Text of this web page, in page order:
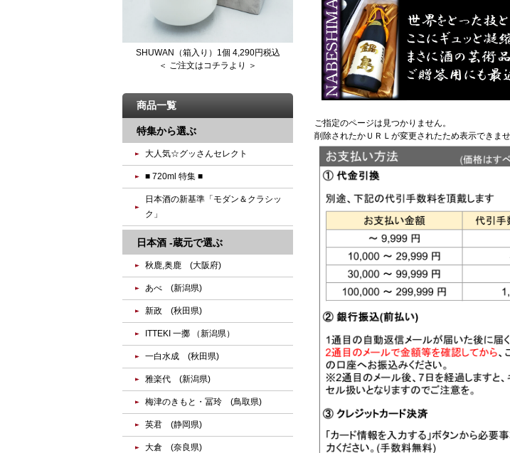
ご指定のページは見つかりません。
削除されたかＵＲＬが変更されたため表示できませ
SHUWAN（箱入り）1個 4,290円税込
＜ ご注文はコチラより ＞
商品一覧
特集から選ぶ
大人気☆グッさんセレクト
■ 720ml 特集 ■
日本酒の新基準「モダン＆クラシッ
ク」
日本酒 -蔵元で選ぶ
秋鹿,奥鹿 (大阪府)
あべ (新潟県)
新政 (秋田県)
ITTEKI 一擲 （新潟県）
一白水成 (秋田県)
雅楽代 (新潟県)
梅津のきもと・冨玲 (鳥取県)
英君 (静岡県)
大倉 (奈良県)